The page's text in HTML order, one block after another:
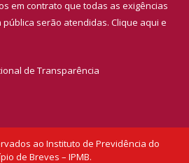
em contrato que todas as exigências
serão atendidas. Clique aqui e
de Transparência
ao Instituto de Previdência do
de Breves – IPMB.